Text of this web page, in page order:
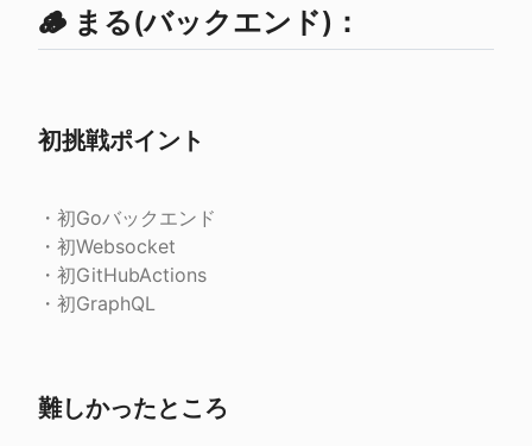
🪵 まる(バックエンド)：
初挑戦ポイント
・初Goバックエンド
・初Websocket
・初GitHubActions
・初GraphQL
難しかったところ